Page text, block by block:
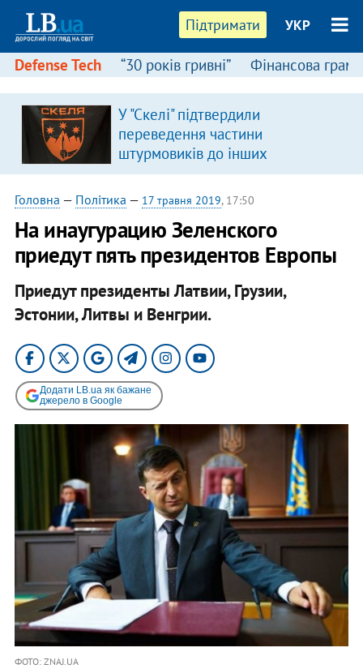
Підтримати УКР
Defense Tech “30 років гривні” Фінансова
У "Скелі" підтвердили
переведення частини
штурмовиків до інших
підрозділів
Головна — Політика — 17 травня 2019, 17:50
На инаугурацию Зеленского
приедут пять президентов Европы
Приедут президенты Латвии, Грузии,
Эстонии, Литвы и Венгрии.
Додати LB.ua як бажане
джерело в Google
ФОТО: ZNAJ.UA